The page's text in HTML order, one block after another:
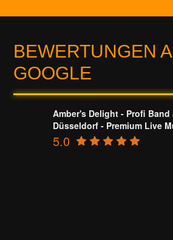
BEWERTUNGEN
GOOGLE
Amber's Delight - Profi
Düsseldorf - Premium Live
5.0